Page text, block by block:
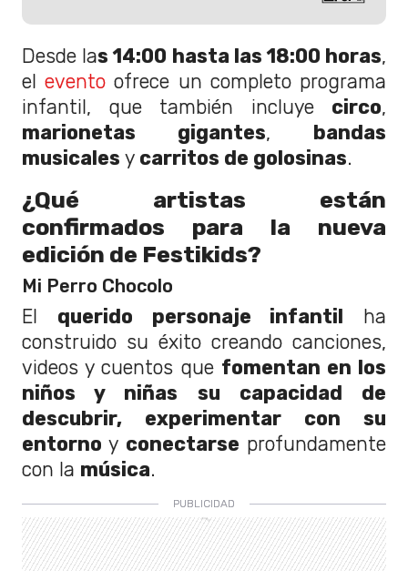
Desde las 14:00 hasta las 18:00 horas,
elevento ofrece un completo programa
infantil, que también incluye circo,
marionetas gigantes, bandas
musicales y carritos de golosinas.
¿Qué artistas están
confirmados para la nueva
edición de Festikids?
Mi Perro Chocolo
El querido personaje infantil ha
construido su éxito creando canciones,
videos y cuentos que fomentan en los
niños y niñas su capacidad de
descubrir, experimentar con su
entorno y conectarse profundamente
con la música.